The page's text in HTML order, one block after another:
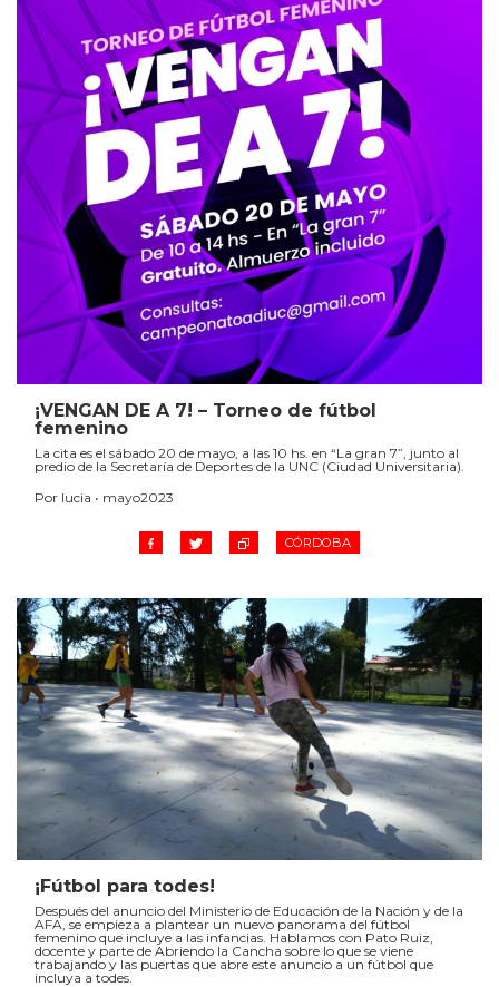
¡VENGAN DE A 7! – Torneo de fútbol
femenino
La cita es el sábado 20 de mayo, a las 10 hs. en “La gran 7”, junto al
predio de la Secretaría de Deportes de la UNC (Ciudad Universitaria).
Por lucia • mayo2023
CÓRDOBA
¡Fútbol para todes!
Después del anuncio del Ministerio de Educación de la Nación y de la
AFA, se empieza a plantear un nuevo panorama del fútbol
femenino que incluye a las infancias. Hablamos con Pato Ruiz,
docente y parte de Abriendo la Cancha sobre lo que se viene
trabajando y las puertas que abre este anuncio a un fútbol que
incluya a todes.